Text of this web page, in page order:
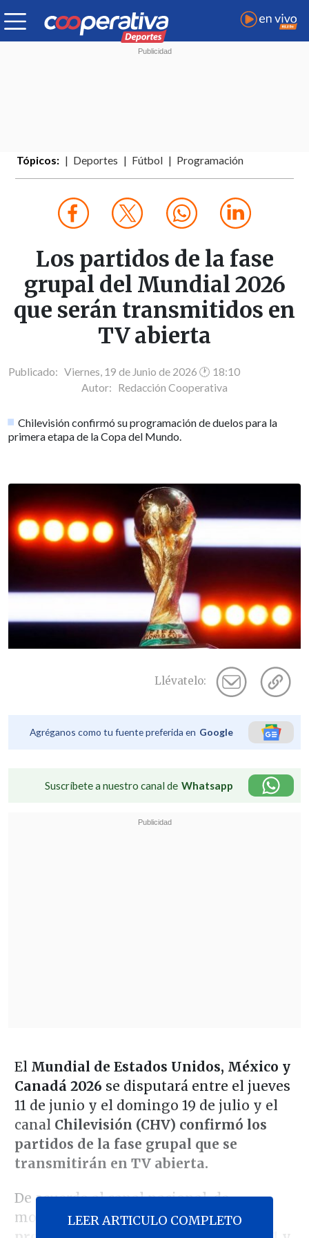
Tópicos: Deportes Fútbol Programación
Los partidos de la fase
grupal del Mundial 2026
que serán transmitidos en
TV abierta
Publicado: Viernes, 19 de Junio de 2026 🕐 18:10
Autor: Redacción Cooperativa
Chilevisión confirmó su programación de duelos para la
primera etapa de la Copa del Mundo.
Llévatelo:
Agréganos como tu fuente preferida en Google
Suscríbete a nuestro canal de Whatsapp
El Mundial de Estados Unidos, México y
Canadá 2026 se disputará entre el jueves
11 de junio y el domingo 19 de julio y el
canal Chilevisión (CHV) confirmó los
partidos de la fase grupal que se
transmitirán en TV abierta.
De acuerdo al canal nacional, de
momento sólo está confirmadala
LEER ARTICULO COMPLETO